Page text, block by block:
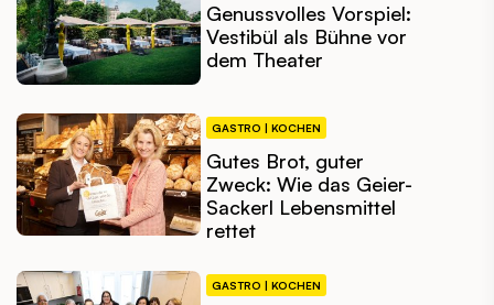
Genussvolles Vorspiel:
Vestibül als Bühne vor
dem Theater
GASTRO | KOCHEN
Gutes Brot, guter
Zweck: Wie das Geier-
Sackerl Lebensmittel
rettet
GASTRO | KOCHEN